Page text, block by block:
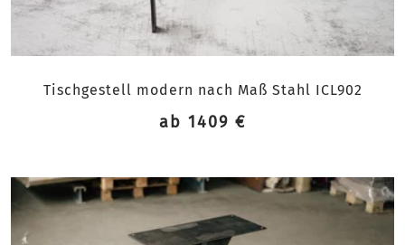
Tischgestell modern nach Maß Stahl ICL902
ab 1409 €